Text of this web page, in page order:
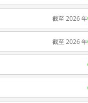
截至 2026 年
截至 2026 年